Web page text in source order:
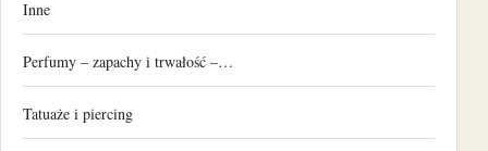
Inne
Perfumy – zapachy i trwałość –…
Tatuaże i piercing